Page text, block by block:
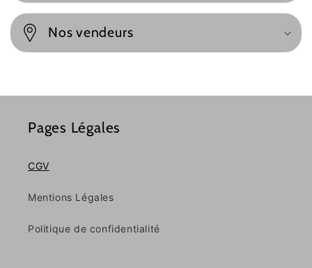
Nos vendeurs
Pages Légales
CGV
Mentions Légales
Politique de confidentialité